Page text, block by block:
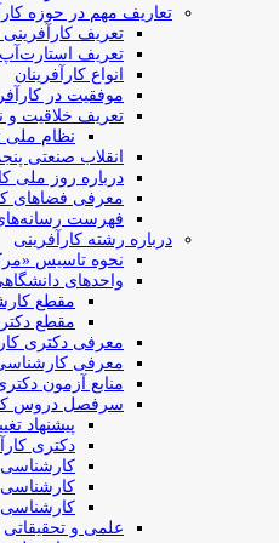
تعاریف مهم در حوزه
تعریف کارآفرینی
تعریف استارت‌آپ
انواع کارآفرینان
موفقیت در
تعریف خلاقیت و
نظام ملی
انقلاب صنعتی
درباره روز ملی
معرفی فضاهای
فهرست رسانه‌های
درباره رشته کارآفرینی
نحوه تاسیس
واحدهای
مقطع
مقطع
معرفی دکتری
معرفی
منابع آزمون
سرفصل دروس
پیشنهاد
دکتری
کارشناسی
کارشناسی
علمی و تحقیقاتی